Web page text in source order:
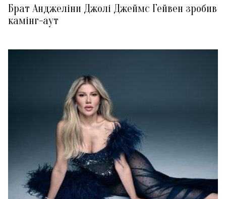
Брат Анджеліни Джолі Джеймс Гейвен зробив
камінг-аут